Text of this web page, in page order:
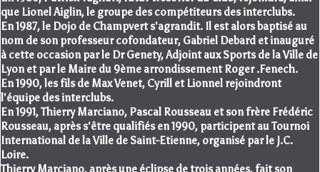
que Lionel Aiglin, le groupe des compétiteurs des interclubs.
En 1987, le Dojo de Champvert s'agrandit. Il est alors baptisé au
nom de son professeur cofondateur, Gabriel Debard et inauguré
à cette occasion par le Dr Genety, Adjoint aux Sports de la Ville de
Lyon et par le Maire du 9ème arrondissement Roger .Fenech.
En 1990, les fils de Max Venet, Cyrill et Lionnel rejoindront
l'équipe des interclubs.
En 1991, Thierry Marciano, Pascal Rousseau et son frère Frédéric
Rousseau, après s'être qualifiés en 1990, participent au Tournoi
International de la Ville de Saint-Etienne, organisé par le J.C.
Loire.
Thierry Marciano, après une éclipse de trois années, fait son